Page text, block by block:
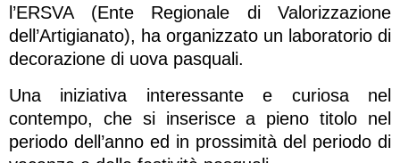
l’ERSVA (Ente Regionale di Valorizzazione
dell’Artigianato), ha organizzato un laboratorio di
decorazione di uova pasquali.
Una iniziativa interessante e curiosa nel
contempo, che si inserisce a pieno titolo nel
periodo dell’anno ed in prossimità del periodo di